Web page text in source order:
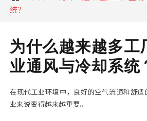
统？
为什么越来越多工
业通风与冷却系统
在现代工业环境中，良好的空气流通和舒
业来说变得越来越重要。